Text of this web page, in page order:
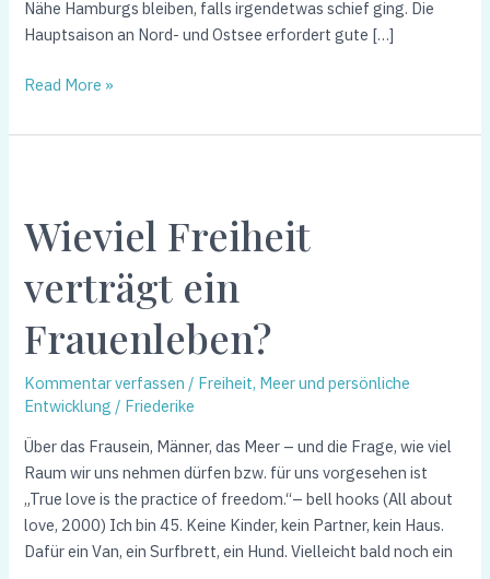
Nähe Hamburgs bleiben, falls irgendetwas schief ging. Die
Hauptsaison an Nord- und Ostsee erfordert gute […]
Read More »
Wieviel Freiheit
verträgt ein
Frauenleben?
Kommentar verfassen / Freiheit, Meer und persönliche
Entwicklung / Friederike
Über das Frausein, Männer, das Meer – und die Frage, wie viel
Raum wir uns nehmen dürfen bzw. für uns vorgesehen ist
„True love is the practice of freedom.“– bell hooks (All about
love, 2000) Ich bin 45. Keine Kinder, kein Partner, kein Haus.
Dafür ein Van, ein Surfbrett, ein Hund. Vielleicht bald noch ein
verträgt
ein
Frauenleben?